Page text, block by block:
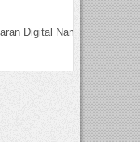
Digital Nama